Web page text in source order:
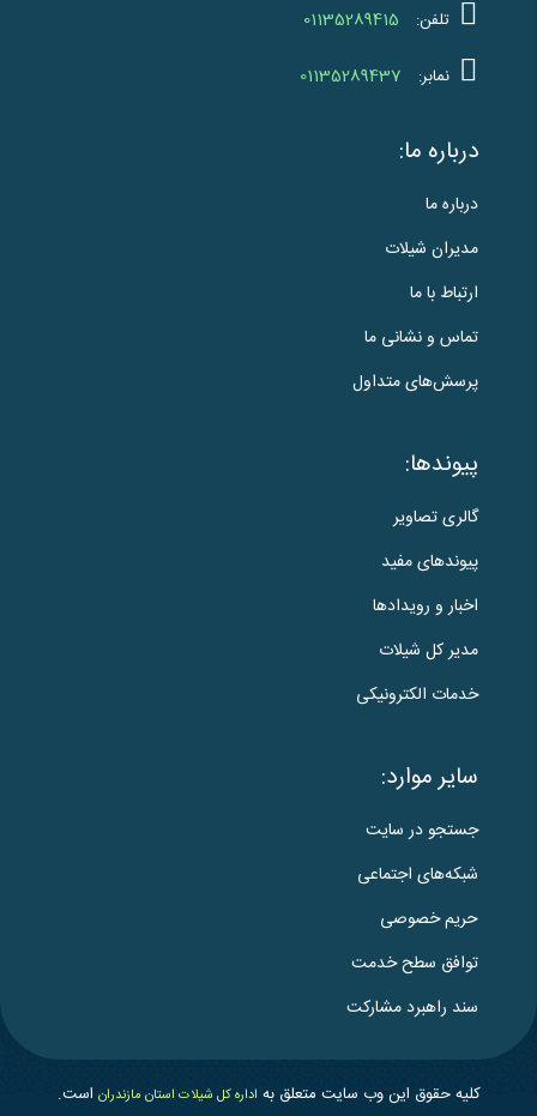
تلفن: 01135289415
نمابر: 01135289437
درباره ما:
درباره ما
مدیران شیلات
ارتباط با ما
تماس و نشانی ما
پرسش‌های متداول
پیوندها:
گالری تصاویر
پیوندهای مفید
اخبار و رویدادها
مدیر کل شیلات
خدمات الکترونیکی
سایر موارد:
جستجو در سایت
شبکه‌های اجتماعی
حریم خصوصی
توافق سطح خدمت
سند راهبرد مشارکت
کلیه حقوق این وب سایت متعلق به اداره کل شیلات استان مازندران است.